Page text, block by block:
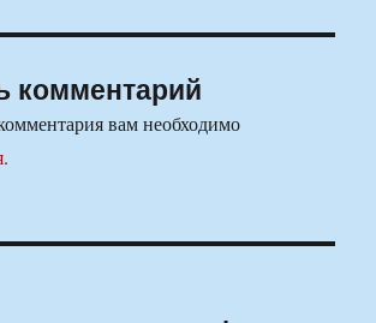
комментарий
вам необходимо
.